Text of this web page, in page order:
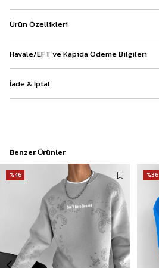
Ürün Özellikleri
Havale/EFT ve Kapıda Ödeme Bilgileri
İade & İptal
Benzer Ürünler
%46 %36